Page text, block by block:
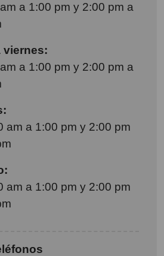
a 1:00 pm y 2:00 pm a
viernes:
a 1:00 pm y 2:00 pm a
am a 1:00 pm y 2:00 pm
am a 1:00 pm y 2:00 pm